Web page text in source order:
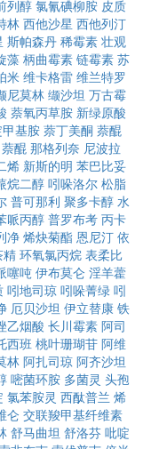
列醇 氯氰碘柳胺 皮质
林 西他沙星 西他列汀
斯帕森丹 稀霉素 壮观
藻 柄曲霉素 链霉素 苏
米 维卡格雷 维兰特罗
尼莫林 缬沙坦 万古霉
萘氧丙草胺 新绿原酸
基胺 萘丁美酮 萘醌
萘醌 那格列奈 尼波拉
烯 新斯的明 苯巴比妥
烷二醇 吲哚洛尔 松脂
普可那利 聚多卡醇 水
哌丙醇 普罗布考 丙卡
净 烯炔菊酯 恩尼汀 依
精 环氧氯丙烷 表柔比
噻吨 伊布莫仑 淫羊藿
吲地司琼 吲哚菁绿 吲
厄贝沙坦 伊立替康 铁
乙烟酸 长川霉素 阿司
西班 桃叶珊瑚苷 阿维
林 阿扎司琼 阿齐沙坦
嘧菌环胺 多菌灵 头孢
氯苯胺灵 西酞普兰 烯
仑 交联羧甲基纤维素
舒马曲坦 舒洛芬 吡啶